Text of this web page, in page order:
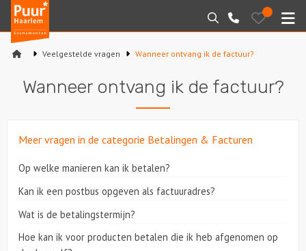
Puur*
Haarlem
bedrijfsuitjes
Zoeken
023-
2210130
Bewaarde
uitjes
Arrangementen
Sport en spel
Rondleidingen
Veelgestelde vragen Wanneer ontvang ik de factuur?
Wanneer ontvang ik de factuur?
Meer vragen in de categorie Betalingen & Facturen
Op welke manieren kan ik betalen?
Kan ik een postbus opgeven als factuuradres?
Wat is de betalingstermijn?
Hoe kan ik voor producten betalen die ik heb afgenomen op